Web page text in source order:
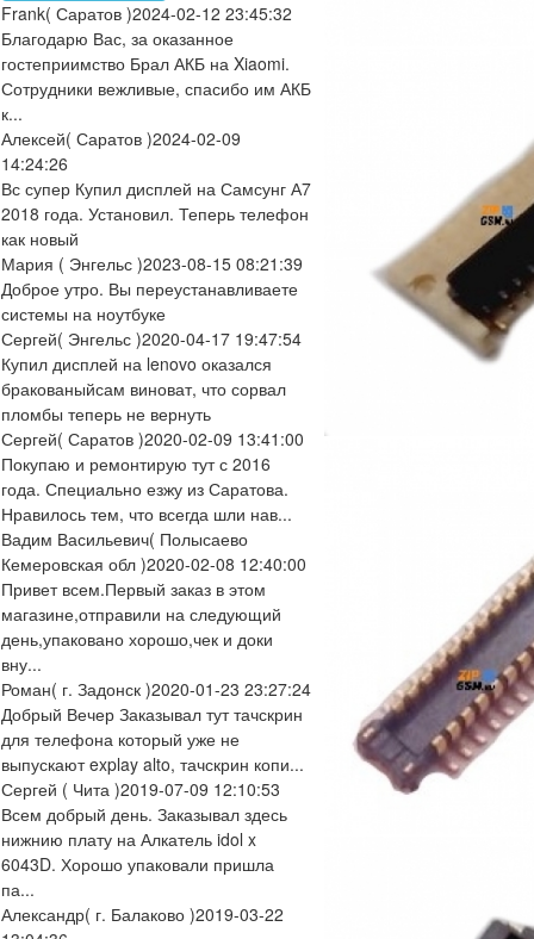
Frank( Саратов )2024-02-12 23:45:32
Благодарю Вас, за оказанное
гостеприимство Брал АКБ на Xiaomi.
Сотрудники вежливые, спасибо им АКБ
к...
Алексей( Саратов )2024-02-09
14:24:26
Вс супер Купил дисплей на Самсунг А7
2018 года. Установил. Теперь телефон
как новый
Мария ( Энгельс )2023-08-15 08:21:39
Доброе утро. Вы переустанавливаете
системы на ноутбуке
Сергей( Энгельс )2020-04-17 19:47:54
Купил дисплей на lenovo оказался
бракованыйсам виноват, что сорвал
пломбы теперь не вернуть
Сергей( Саратов )2020-02-09 13:41:00
Покупаю и ремонтирую тут с 2016
года. Специально езжу из Саратова.
Нравилось тем, что всегда шли нав...
Вадим Васильевич( Полысаево
Кемеровская обл )2020-02-08 12:40:00
Привет всем.Первый заказ в этом
магазине,отправили на следующий
день,упаковано хорошо,чек и доки
вну...
Роман( г. Задонск )2020-01-23 23:27:24
Добрый Вечер Заказывал тут тачскрин
для телефона который уже не
выпускают explay alto, тачскрин копи...
Сергей ( Чита )2019-07-09 12:10:53
Всем добрый день. Заказывал здесь
нижнию плату на Алкатель idol x
6043D. Хорошо упаковали пришла
па...
Александр( г. Балаково )2019-03-22